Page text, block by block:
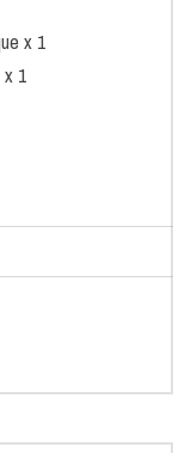
x 1
1